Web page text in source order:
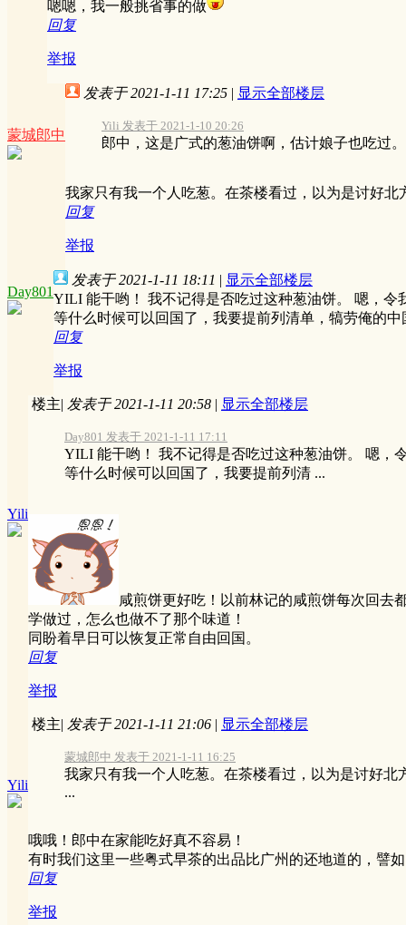
嗯嗯，我一般挑省事的做
回复
举报
蒙城郎中
发表于 2021-1-11 17:25 | 显示全部楼层
Yili 发表于 2021-1-10 20:26
郎中，这是广式的葱油饼啊，估计娘子也吃过
我家只有我一个人吃葱。在茶楼看过，以为是讨好
回复
举报
Day801
发表于 2021-1-11 18:11 | 显示全部楼层
YILI 能干哟！ 我不记得是否吃过这种葱油饼。 嗯，令
等什么时候可以回国了，我要提前列清单，犒劳俺的中
回复
举报
Yili
楼主| 发表于 2021-1-11 20:58 | 显示全部楼层
Day801 发表于 2021-1-11 17:11
YILI 能干哟！ 我不记得是否吃过这种葱油饼。 嗯，
等什么时候可以回国了，我要提前列清 ...
咸煎饼更好吃！以前林记的咸煎饼每次回去
学做过，怎么也做不了那个味道！
同盼着早日可以恢复正常自由回国。
回复
举报
Yili
楼主| 发表于 2021-1-11 21:06 | 显示全部楼层
蒙城郎中 发表于 2021-1-11 16:25
我家只有我一个人吃葱。在茶楼看过，以为是讨好北
...
哦哦！郎中在家能吃好真不容易！
有时我们这里一些粤式早茶的出品比广州的还地道的，譬
回复
举报